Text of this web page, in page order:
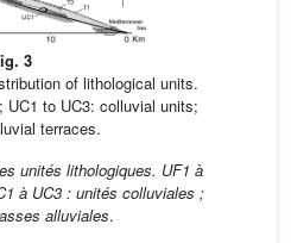
3
of lithological units.
to UC3: colluvial units;
terraces.
unités lithologiques. UF1 à
à UC3 : unités colluviales ;
alluviales.